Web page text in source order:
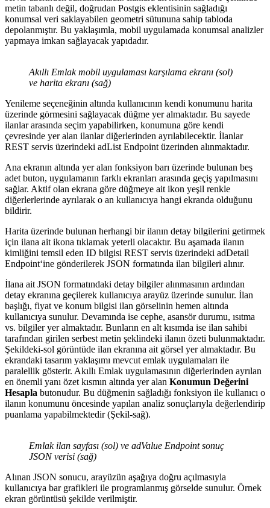
metin tabanlı değil, doğrudan Postgis eklentisinin sağladığı
konumsal veri saklayabilen geometri sütununa sahip tabloda
depolanmıştır. Bu yaklaşımla, mobil uygulamada konumsal analizler
yapmaya imkan sağlayacak yapıdadır.
Akıllı Emlak mobil uygulaması karşılama ekranı (sol)
ve harita ekranı (sağ)
Yenileme seçeneğinin altında kullanıcının kendi konumunu harita
üzerinde görmesini sağlayacak düğme yer almaktadır. Bu sayede
ilanlar arasında seçim yapabilirken, konumuna göre kendi
çevresinde yer alan ilanlar diğerlerinden ayrılabilecektir. İlanlar
REST servis üzerindeki adList Endpoint üzerinden alınmaktadır.
Ana ekranın altında yer alan fonksiyon barı üzerinde bulunan beş
adet buton, uygulamanın farklı ekranları arasında geçiş yapılmasını
sağlar. Aktif olan ekrana göre düğmeye ait ikon yeşil renkle
diğerlerlerinde ayrılarak o an kullanıcıya hangi ekranda olduğunu
bildirir.
Harita üzerinde bulunan herhangi bir ilanın detay bilgilerini getirmek
için ilana ait ikona tıklamak yeterli olacaktır. Bu aşamada ilanın
kimliğini temsil eden ID bilgisi REST servis üzerindeki adDetail
Endpoint‘ine gönderilerek JSON formatında ilan bilgileri alınır.
İlana ait JSON formatındaki detay bilgiler alınmasının ardından
detay ekranına geçilerek kullanıcıya arayüz üzerinde sunulur. İlan
başlığı, fiyat ve konum bilgisi ilan görselinin hemen altında
kullanıcıya sunulur. Devamında ise cephe, asansör durumu, ısıtma
vs. bilgiler yer almaktadır. Bunların en alt kısımda ise ilan sahibi
tarafından girilen serbest metin şeklindeki ilanın özeti bulunmaktadır.
Şekildeki-sol görüntüde ilan ekranına ait görsel yer almaktadır. Bu
ekrandaki tasarım yaklaşımı mevcut emlak uygulamaları ile
paralellik gösterir. Akıllı Emlak uygulamasının diğerlerinden ayrılan
en önemli yanı özet kısmın altında yer alan Konumun Değerini
Hesapla butonudur. Bu düğmenin sağladığı fonksiyon ile kullanıcı o
ilanın konumunu öncesinde yapılan analiz sonuçlarıyla değerlendirip
puanlama yapabilmektedir (Şekil-sağ).
Emlak ilan sayfası (sol) ve adValue Endpoint sonuç
JSON verisi (sağ)
Alınan JSON sonucu, arayüzün aşağıya doğru açılmasıyla
kullanıcıya bar grafikleri ile programlanmış görselde sunulur. Örnek
ekran görüntüsü şekilde verilmiştir.